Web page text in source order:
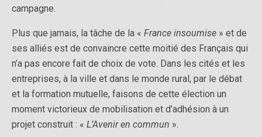
campagne.
Plus que jamais, la tâche de la « France insoumise » et de
ses alliés est de convaincre cette moitié des Français qui
n’a pas encore fait de choix de vote. Dans les cités et les
entreprises, à la ville et dans le monde rural, par le débat
et la formation mutuelle, faisons de cette élection un
moment victorieux de mobilisation et d’adhésion à un
projet construit : « L’Avenir en commun ».